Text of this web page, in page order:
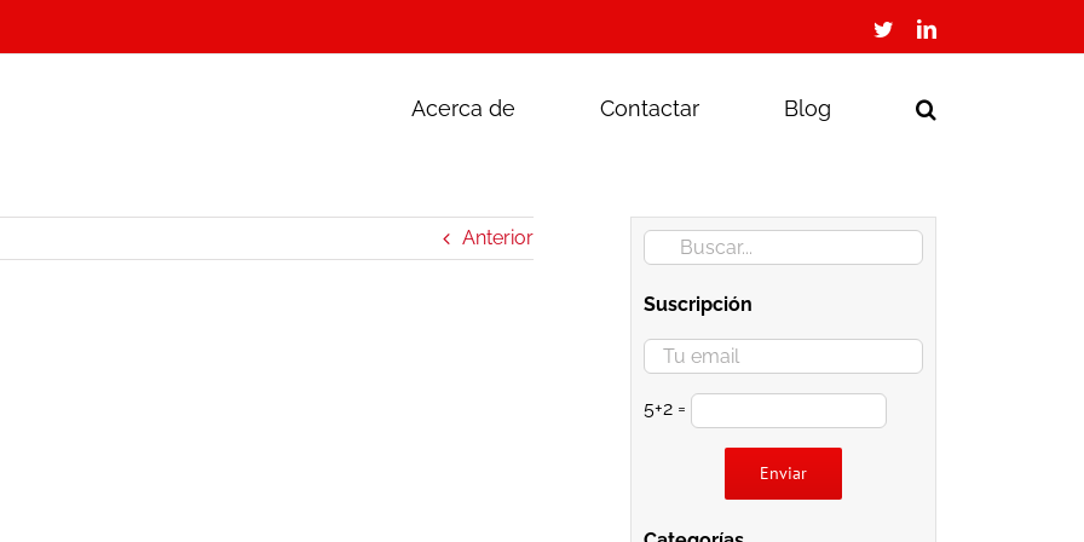
TwitterLinkedIn
Acerca de Contactar Blog
Anterior Buscar:
Suscripción
5+2 =
Por favor, deja este campo vacío.